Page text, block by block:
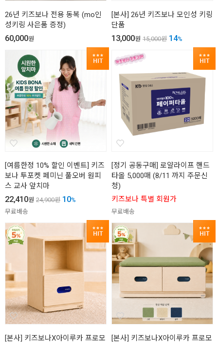
26년 키즈보나 전용 동복 (mo인
성키링 사은품 증정)
60,000원
[본사] 26년 키즈보나 모인성 키링
단품
13,000원 15,000원 14%
[여름한정 10% 할인 이벤트] 키즈
보나 투포켓 페미닌 풀오버 원피
스 교사 앞치마
22,410원 24,900원 10%
무료배송
[정기 공동구매] 로얄라이프 핸드
타올 5,000매 (8/11 까지 주문신
청)
키즈보나 특별 회원가
무료배송
[본사] 키즈보나X아이루카 프로모
[본사] 키즈보나X아이루카 프로모